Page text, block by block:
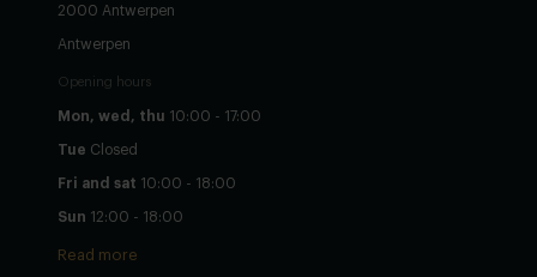
2000 Antwerpen
Antwerpen
Opening hours
Mon, wed, thu 10:00 - 17:00
Tue Closed
Fri and sat 10:00 - 18:00
Sun 12:00 - 18:00
Read more